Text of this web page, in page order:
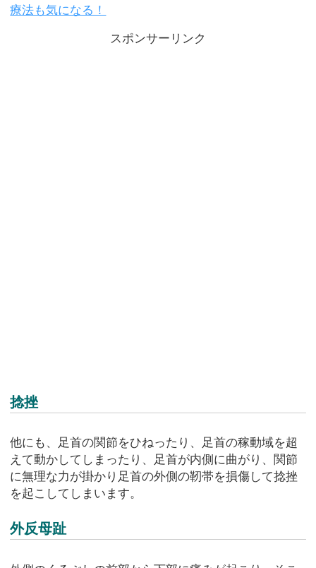
療法も気になる！
スポンサーリンク
捻挫
他にも、足首の関節をひねったり、足首の稼動域を超
えて動かしてしまったり、足首が内側に曲がり、関節
に無理な力が掛かり足首の外側の靭帯を損傷して捻挫
を起こしてしまいます。
外反母趾